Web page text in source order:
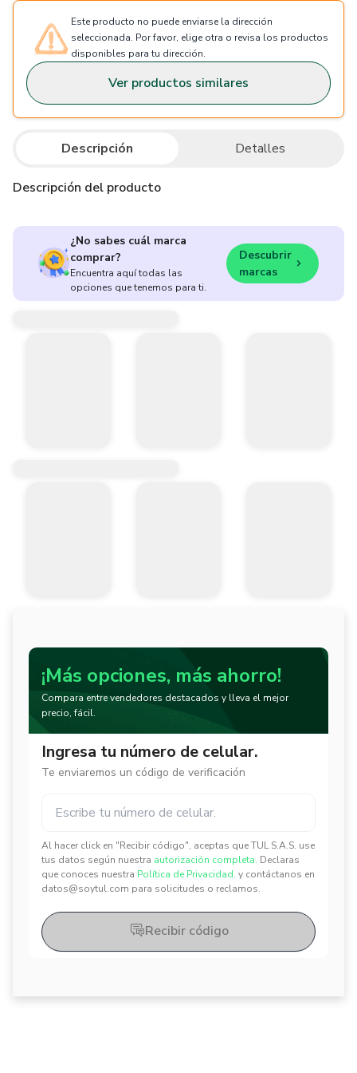
Este producto no puede enviarse la dirección
seleccionada. Por favor, elige otra o revisa los productos
disponibles para tu dirección.
Ver productos similares
Descripción Detalles
Descripción del producto
¿No sabes cuál marca
comprar?
Encuentra aquí todas las
opciones que tenemos para ti.
Descubrir
marcas
¡Más opciones, más ahorro!
Compara entre vendedores destacados y lleva el mejor
precio, fácil.
Ingresa tu número de celular.
Te enviaremos un código de verificación
Al hacer click en "Recibir código", aceptas que TUL S.A.S. use
tus datos según nuestra autorización completa. Declaras
que conoces nuestra Política de Privacidad. y contáctanos en
datos@soytul.com para solicitudes o reclamos.
✕
✕
Recibir código